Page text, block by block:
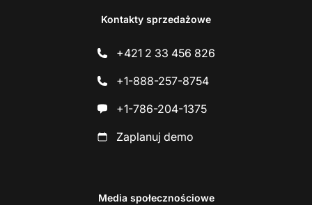
Kontakty sprzedażowe
+421 2 33 456 826
+1-888-257-8754
+1-786-204-1375
Zaplanuj demo
Media społecznościowe